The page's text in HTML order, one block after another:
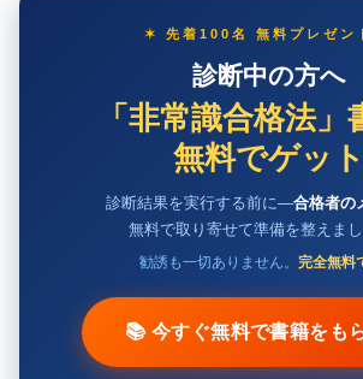
✶ 先着100名 無料プレゼン
診断中の方へ
「非常識合格法」
無料でゲット
診断結果を実行する前に—合格者の
無料で取り寄せて準備を整えまし
勧誘も一切ありません。 完全無料
📚 今すぐ無料で書籍をも